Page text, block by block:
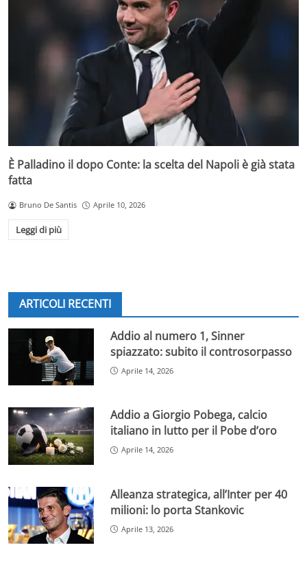
È Palladino il dopo Conte: la scelta del Napoli è già stata
fatta
Bruno De Santis Aprile 10, 2026
Leggi di più
ARTICOLI RECENTI
Addio al numero 1, Sinner
spiazzato: subito il controsorpasso
Aprile 14, 2026
Addio a Giorgio Pobega, calcio
italiano in lutto per il Pobe d’oro
Aprile 14, 2026
Alleanza strategica, all’Inter per 40
milioni: lo porta Stankovic
Aprile 13, 2026